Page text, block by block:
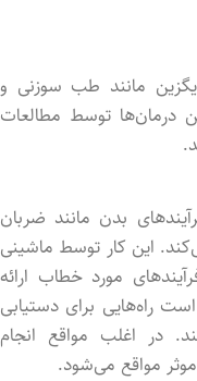
مانند طب سوزنی و
درمان‌ها توسط مطالعات
بدن مانند ضربان
این کار توسط ماشینی
مورد خطاب ارائه
راه‌هایی برای دستیابی
در اغلب مواقع انجام
مواقع می‌شود.